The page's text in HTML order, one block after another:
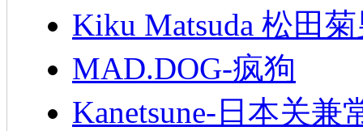
Kiku Matsuda 松田
MAD.DOG-疯狗
Kanetsune-日本关兼